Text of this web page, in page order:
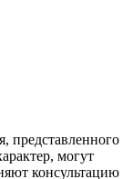
представленного
могут
консультацию